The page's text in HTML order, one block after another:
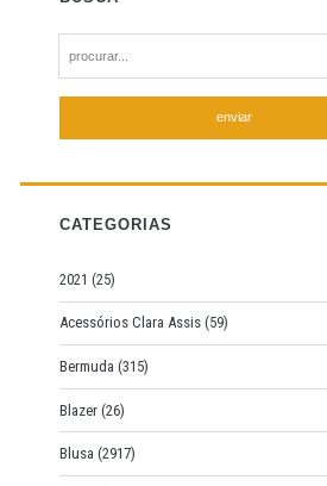
e
h
f
r
:
CATEGORIAS
2021 (25)
Acessórios Clara Assis (59)
Bermuda (315)
Blazer (26)
Blusa (2917)